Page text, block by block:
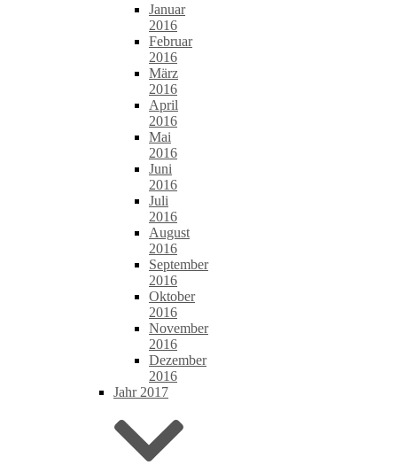
Januar
2016
Februar
2016
März
2016
April
2016
Mai
2016
Juni
2016
Juli
2016
August
2016
September
2016
Oktober
2016
November
2016
Dezember
2016
Jahr 2017